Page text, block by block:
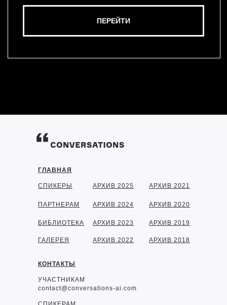
ГЛАВНАЯ
КОНТАКТЫ
СПИКЕРЫ
ПАРТНЕРАМ
БИБЛИОТЕКА
УЧАСТНИКАМ
contact@conversations-ai.com
ГАЛЕРЕЯ
АРХИВ 2025
АРХИВ 2024
АРХИВ 2023
АРХИВ 2022
АРХИВ 2021
АРХИВ 2020
АРХИВ 2019
АРХИВ 2018